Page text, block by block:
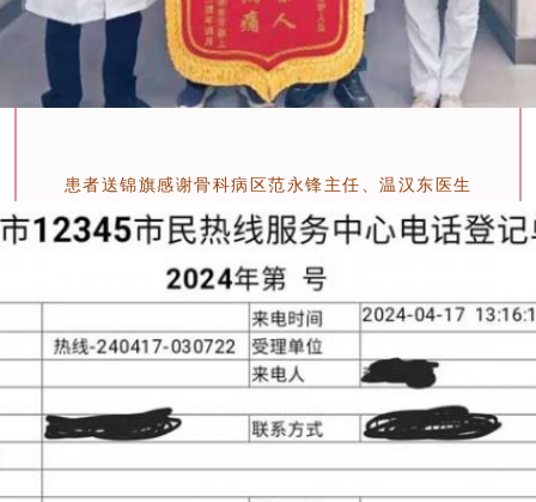
患者送锦旗感谢骨科病区范永锋主任、温汉东医生